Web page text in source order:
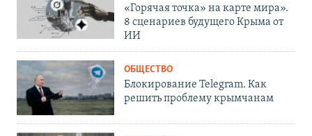
«Горячая точка» на карте мира».
8 сценариев будущего Крыма от
ИИ
ОБЩЕСТВО
Блокирование Telegram. Как
решить проблему крымчанам